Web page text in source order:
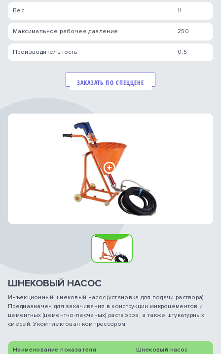
Вес 11
Максимальное рабочее давление 250
Производительность 0.5
ЗАКАЗАТЬ ПО СПЕЦЦЕНЕ
ШНЕКОВЫЙ НАСОС
Инъекционный шнековый насос (установка для подачи раствора).
Предназначен для закачивания в конструкции микроцементов и
цементных (цементно-песчаных) растворов, а также штукатурных
смесей. Укомплектован компрессором.
Наименование показателя Шнековый насос